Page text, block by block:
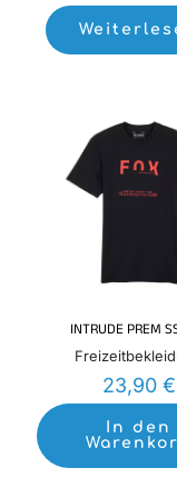
INTRUDE PREM
23,90 €
In den